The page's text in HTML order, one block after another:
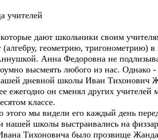
учителей
дают школьники своим
(алгебру, геометрию,
Анна Федоровна не
высмеять любого из нас.
дневной школы Иван Тихонович
ежегодно он сменял других
классе.
этого мы видели его каждый день
нашей школы выстраивались на
Тихоновича было прозвище